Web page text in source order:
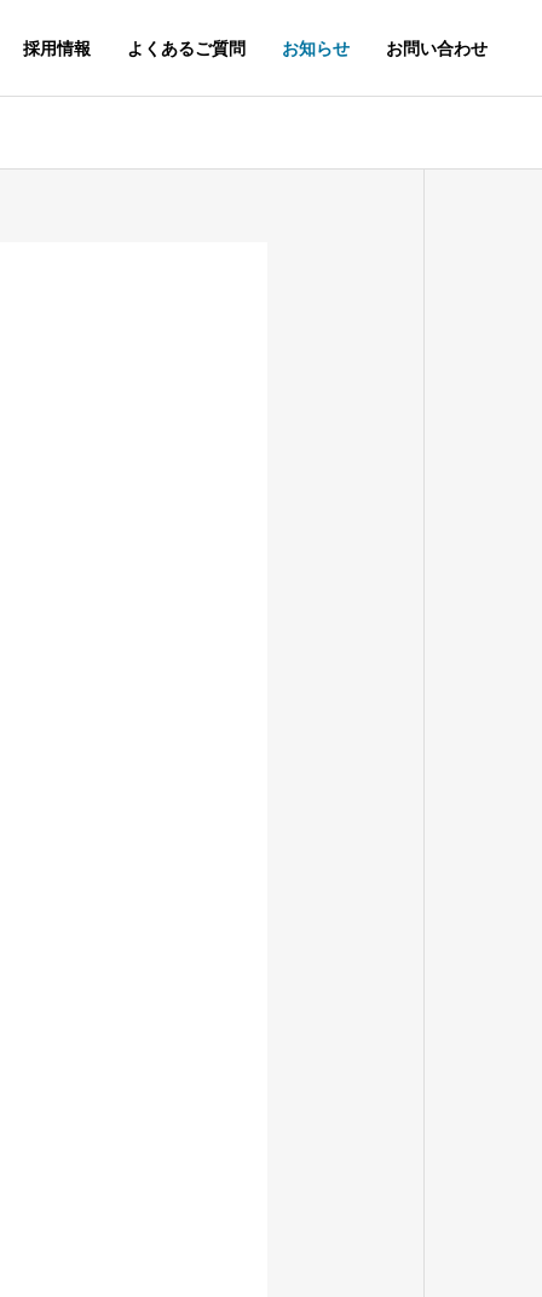
採用情報 よくあるご質問 お知らせ お問い合わせ